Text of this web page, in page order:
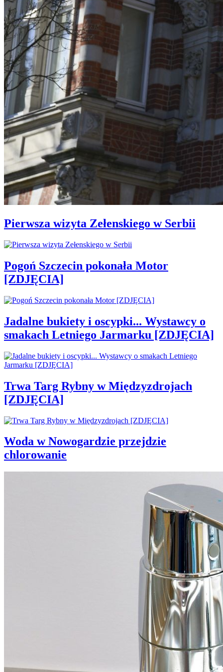
Pierwsza wizyta Zełenskiego w Serbii
Pogoń Szczecin pokonała Motor
[ZDJĘCIA]
Jadalne bukiety i oscypki... Wystawcy o
smakach Letniego Jarmarku [ZDJĘCIA]
Trwa Targ Rybny w Międzyzdrojach
[ZDJĘCIA]
Woda w Nowogardzie przejdzie
chlorowanie